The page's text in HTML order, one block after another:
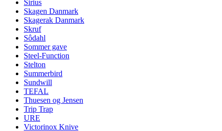
Sirius
Skagen Danmark
Skagerak Danmark
Skruf
Sôdahl
Sommer gave
Steel-Function
Stelton
Summerbird
Sundwill
TEFAL
Thuesen og Jensen
Trip Trap
URE
Victorinox Knive